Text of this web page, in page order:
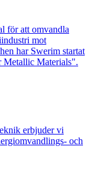
för att omvandla
mot
har Swerim startat
Metallic Materials".
erbjuder vi
och